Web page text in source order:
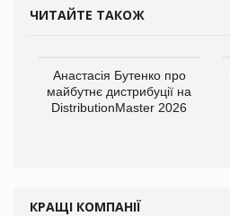
ЧИТАЙТЕ ТАКОЖ
Анастасія Бутенко про
майбутнє дистрибуції на
DistributionMaster 2026
КРАЩІ КОМПАНІЇ